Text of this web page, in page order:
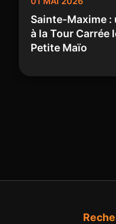
Sainte-Maxime
à la Tour Carrée
Petite Maïo